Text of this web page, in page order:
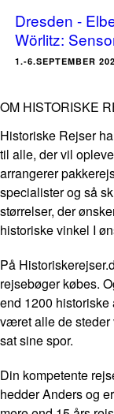
Dresden -
Wörlitz:
1.-6.SEPTEMBER
OM HISTORISKE
Historiske Rejser
til alle, der vil
arrangerer
specialister og så
størrelser, der
historiske vinkel I
På
rejsebøger købes.
end 1200 historiske
været alle de steder
sat sine spor.
Din kompetente
hedder Anders og